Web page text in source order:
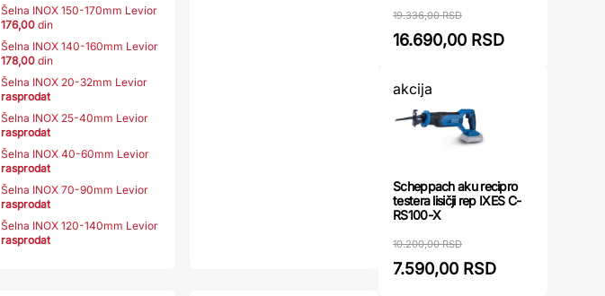
Šelna INOX 150-170mm Levior
176,00 din
Šelna INOX 140-160mm Levior
178,00 din
Šelna INOX 20-32mm Levior
rasprodat
Šelna INOX 25-40mm Levior
rasprodat
Šelna INOX 40-60mm Levior
rasprodat
Šelna INOX 70-90mm Levior
rasprodat
Šelna INOX 120-140mm Levior
rasprodat
19.336,00 RSD
16.690,00 RSD
akcija
Scheppach aku recipro
testera lisičji rep IXES C-
RS100-X
10.200,00 RSD
7.590,00 RSD